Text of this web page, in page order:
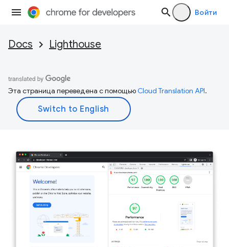
Войти
Docs Lighthouse
Эта страница переведена с помощьюCloud Translation API.